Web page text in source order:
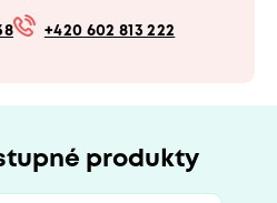
+420 602 813 222
produkty